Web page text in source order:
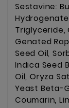
Sestavine:
Triglyceride,
Genated
Seed Oil,
Indica Seed
Oil, Oryza
Yeast Beta-
Coumarin,